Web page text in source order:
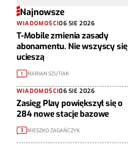
Najnowsze
WIADOMOŚCI06 SIE 2026
T-Mobile zmienia zasady
abonamentu. Nie wszyscy się
ucieszą
1 MARIAN SZUTIAK
WIADOMOŚCI06 SIE 2026
Zasięg Play powiększył się o
284 nowe stacje bazowe
3 MIESZKO ZAGAŃCZYK